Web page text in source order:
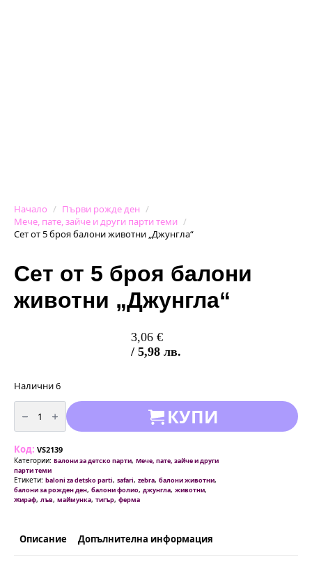
Начало
Първи рожде ден
Мече, пате, зайче и други парти теми
Сет от 5 броя балони животни „Джунгла“
Сет от 5 броя балони
животни „Джунгла“
3,06 €
/ 5,98 лв.
Налични 6
количество
за
от
броя
балони
животни
"Джунгла"
КУПИ
Код: VS2139
Категории: Балони за детско парти, Мече, пате, зайче и други
парти теми
Етикети: baloni za detsko parti, safari, zebra, балони животни,
балони за рожден ден, балони фолио, джунгла, животни,
Жираф, лъв, маймунка, тигър, ферма
Описание Допълнителна информация